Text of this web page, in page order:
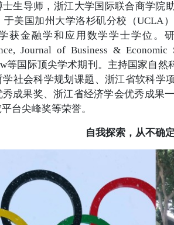
士生导师，浙江大学国际联合商学院
于美国加州大学洛杉矶分校（UCLA
获金融学和应用数学学士学位。研
Journal of Business &
等国际顶尖学术期刊。主持国家自
社会科学规划课题、浙江省软科学
成果奖、浙江省经济学会优秀成果
台尖峰奖等荣誉。
自我探索，从不确